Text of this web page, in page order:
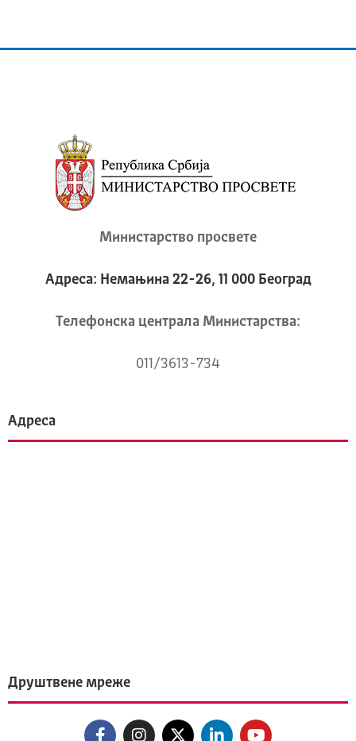
Министарство просвете
Адреса: Немањина 22-26, 11 000 Београд
Телeфонска централа Mинистарства:
011/3613-734
Адреса
Друштвене мреже